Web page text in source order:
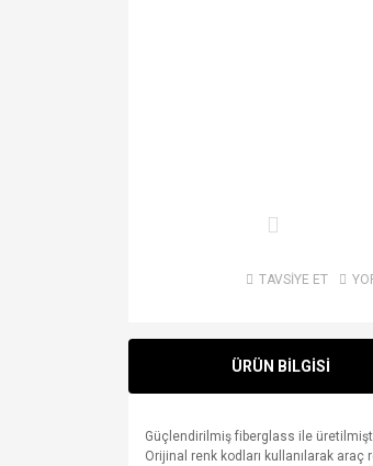
TAVSİYE ET
ÜRÜN BİLGİSİ
Güçlendirilmiş fiberglass ile
Orijinal renk kodları kullanılarak